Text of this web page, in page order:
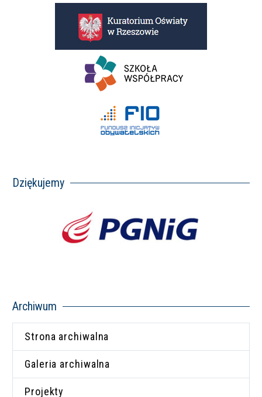
Dziękujemy
Archiwum
Strona archiwalna
Galeria archiwalna
Projekty